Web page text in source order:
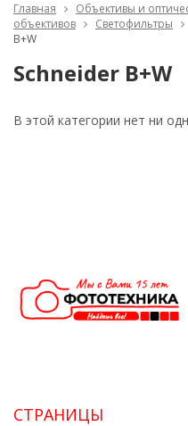
Главная Объективы и
объективов
Светофильтры
B+W
Schneider B+W
В этой категории нет ни
СТРАНИЦЫ